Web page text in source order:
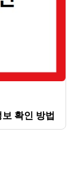
확인 방법